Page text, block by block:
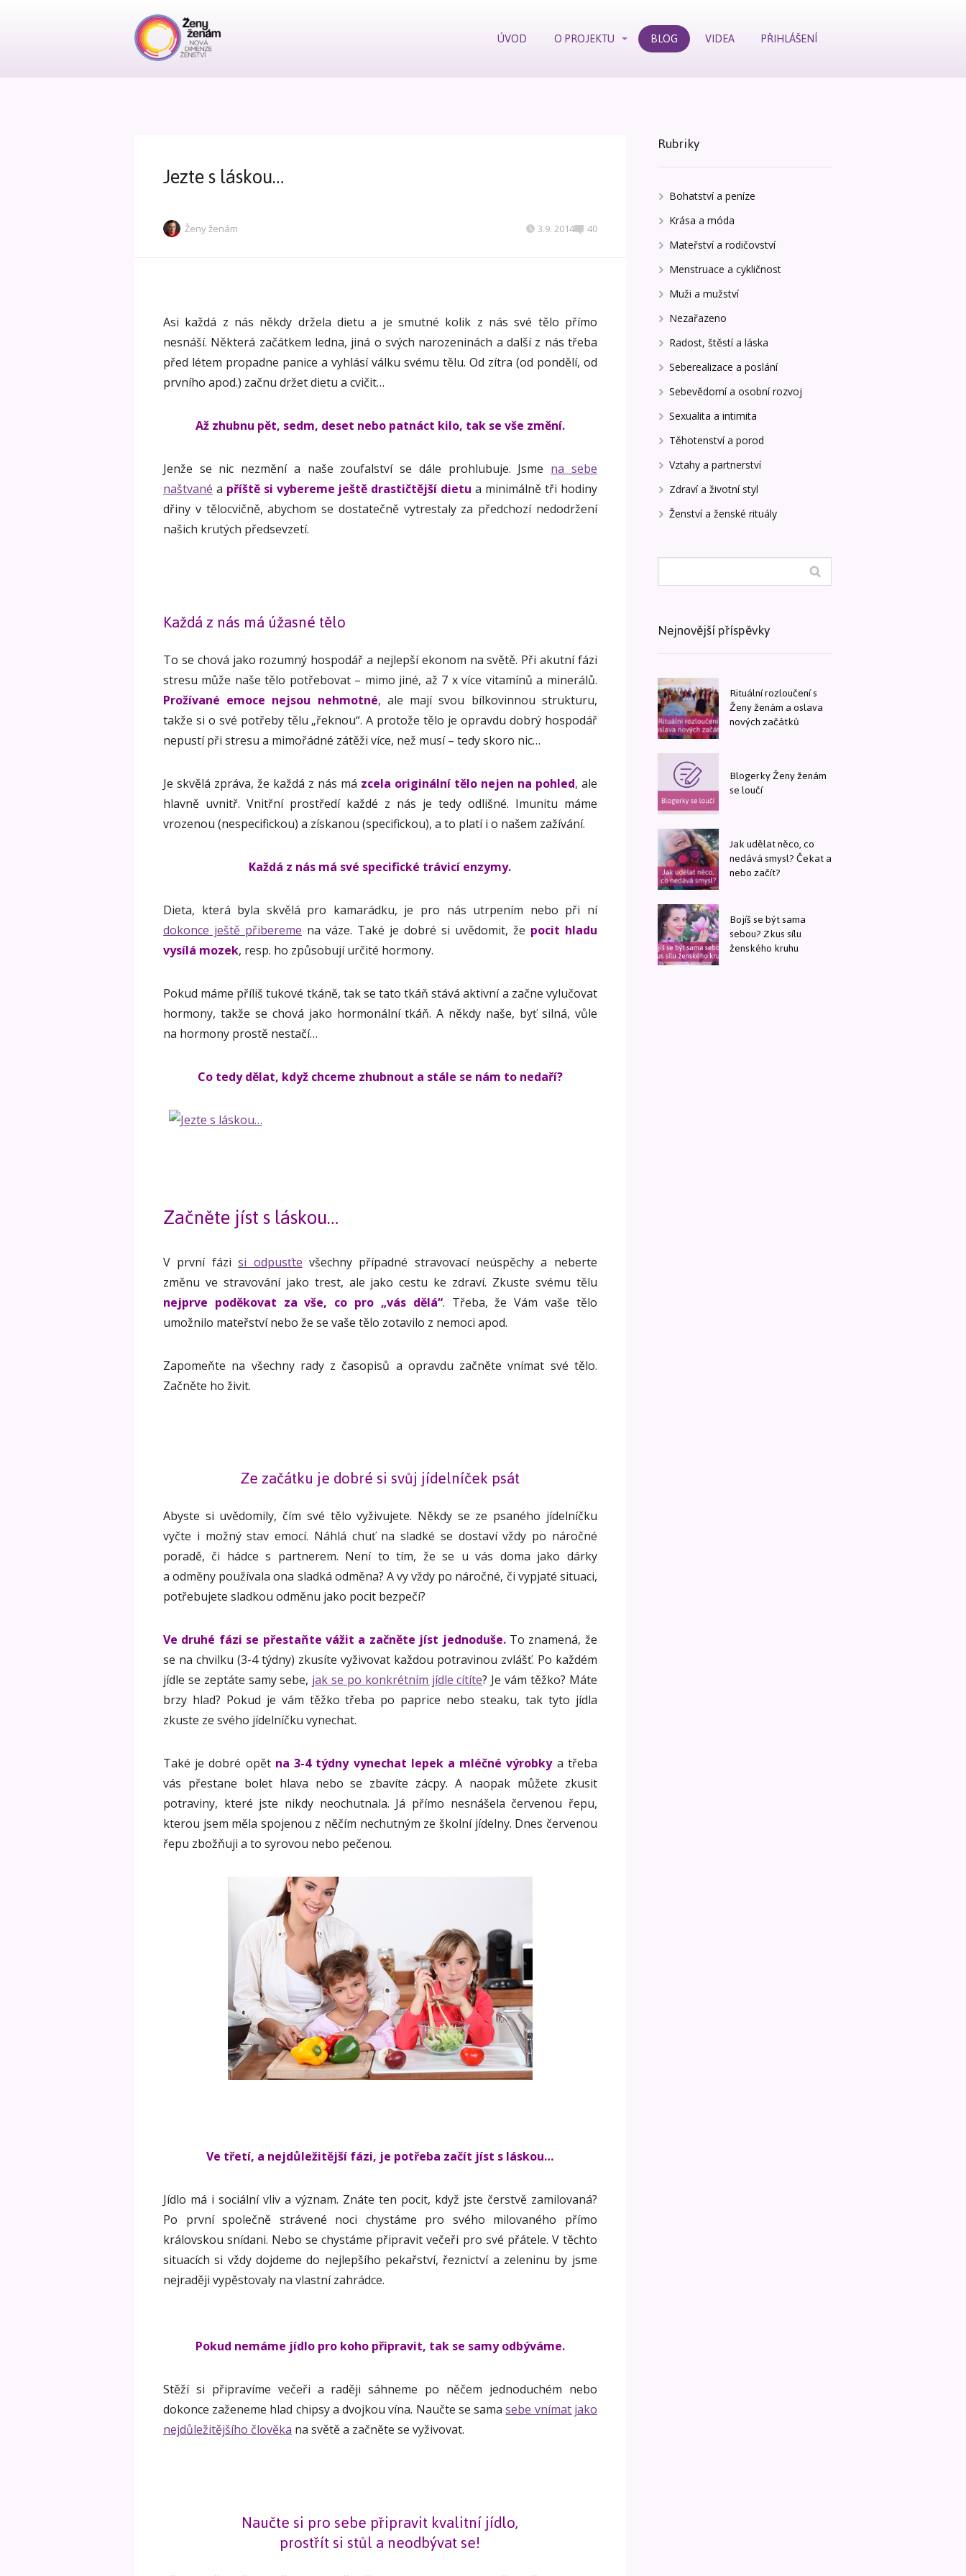
ÚVOD O PROJEKTU BLOG VIDEA PŘIHLÁŠENÍ
Jezte s láskou…
Ženy ženám 3.9. 2014 40
Asi každá z nás někdy držela dietu a je smutné kolik z nás své tělo přímo
nesnáší. Některá začátkem ledna, jiná o svých narozeninách a další z nás třeba
před létem propadne panice a vyhlásí válku svému tělu. Od zítra (od pondělí, od
prvního apod.) začnu držet dietu a cvičit…
Až zhubnu pět, sedm, deset nebo patnáct kilo, tak se vše změní.
Jenže se nic nezmění a naše zoufalství se dále prohlubuje. Jsme na sebe
naštvané a příště si vybereme ještě drastičtější dietu a minimálně tři hodiny
dřiny v tělocvičně, abychom se dostatečně vytrestaly za předchozí nedodržení
našich krutých předsevzetí.
Každá z nás má úžasné tělo
To se chová jako rozumný hospodář a nejlepší ekonom na světě. Při akutní fázi
stresu může naše tělo potřebovat – mimo jiné, až 7 x více vitamínů a minerálů.
Prožívané emoce nejsou nehmotné, ale mají svou bílkovinnou strukturu,
takže si o své potřeby tělu „řeknou“. A protože tělo je opravdu dobrý hospodář
nepustí při stresu a mimořádné zátěži více, než musí – tedy skoro nic…
Je skvělá zpráva, že každá z nás má zcela originální tělo nejen na pohled, ale
hlavně uvnitř. Vnitřní prostředí každé z nás je tedy odlišné. Imunitu máme
vrozenou (nespecifickou) a získanou (specifickou), a to platí i o našem zažívání.
Každá z nás má své specifické trávicí enzymy.
Dieta, která byla skvělá pro kamarádku, je pro nás utrpením nebo při ní
dokonce ještě přibereme na váze. Také je dobré si uvědomit, že pocit hladu
vysílá mozek, resp. ho způsobují určité hormony.
Pokud máme příliš tukové tkáně, tak se tato tkáň stává aktivní a začne vylučovat
hormony, takže se chová jako hormonální tkáň. A někdy naše, byť silná, vůle
na hormony prostě nestačí…
Co tedy dělat, když chceme zhubnout a stále se nám to nedaří?
Začněte jíst s láskou…
V první fázisi odpusťte všechny případné stravovací neúspěchy a neberte
změnu ve stravování jako trest, ale jako cestu ke zdraví. Zkuste svému tělu
nejprve poděkovat za vše, co pro „vás dělá“. Třeba, že Vám vaše tělo
umožnilo mateřství nebo že se vaše tělo zotavilo z nemoci apod.
Zapomeňte na všechny rady z časopisů a opravdu začněte vnímat své tělo.
Začněte ho živit.
Ze začátku je dobré si svůj jídelníček psát
Abyste si uvědomily, čím své tělo vyživujete. Někdy se ze psaného jídelníčku
vyčte i možný stav emocí. Náhlá chuť na sladké se dostaví vždy po náročné
poradě, či hádce s partnerem. Není to tím, že se u vás doma jako dárky
a odměny používala ona sladká odměna? A vy vždy po náročné, či vypjaté situaci,
potřebujete sladkou odměnu jako pocit bezpečí?
Ve druhé fázi se přestaňte vážit a začněte jíst jednoduše.To znamená, že
se na chvilku (3-4 týdny) zkusíte vyživovat každou potravinou zvlášť. Po každém
jídle se zeptáte samy sebe, jak se po konkrétním jídle cítíte? Je vám těžko? Máte
brzy hlad? Pokud je vám těžko třeba po paprice nebo steaku, tak tyto jídla
zkuste ze svého jídelníčku vynechat.
Také je dobré opět na 3-4 týdny vynechat lepek a mléčné výrobkya třeba
vás přestane bolet hlava nebo se zbavíte zácpy. A naopak můžete zkusit
potraviny, které jste nikdy neochutnala. Já přímo nesnášela červenou řepu,
kterou jsem měla spojenou z něčím nechutným ze školní jídelny. Dnes červenou
řepu zbožňuji a to syrovou nebo pečenou.
Ve třetí, a nejdůležitější fázi, je potřeba začít jíst s láskou…
Jídlo má i sociální vliv a význam. Znáte ten pocit, když jste čerstvě zamilovaná?
Po první společně strávené noci chystáme pro svého milovaného přímo
královskou snídani. Nebo se chystáme připravit večeři pro své přátele. V těchto
situacích si vždy dojdeme do nejlepšího pekařství, řeznictví a zeleninu by jsme
nejraději vypěstovaly na vlastní zahrádce.
Pokud nemáme jídlo pro koho připravit, tak se samy odbýváme.
Stěží si připravíme večeři a raději sáhneme po něčem jednoduchém nebo
dokonce zaženeme hlad chipsy a dvojkou vína. Naučte se samasebe vnímat jako
nejdůležitějšího člověka na světě a začněte se vyživovat.
Naučte si pro sebe připravit kvalitní jídlo,
prostřít si stůl a neodbývat se!
Rubriky
Bohatství a peníze
Krása a móda
Mateřství a rodičovství
Menstruace a cykličnost
Muži a mužství
Nezařazeno
Radost, štěstí a láska
Seberealizace a poslání
Sebevědomí a osobní rozvoj
Sexualita a intimita
Těhotenství a porod
Vztahy a partnerství
Zdraví a životní styl
Ženství a ženské rituály
Nejnovější příspěvky
Rituální rozloučení s
Ženy ženám a oslava
nových začátků
Blogerky Ženy ženám
se loučí
Jak udělat něco, co
nedává smysl? Čekat a
nebo začít?
Bojíš se být sama
sebou? Zkus sílu
ženského kruhu